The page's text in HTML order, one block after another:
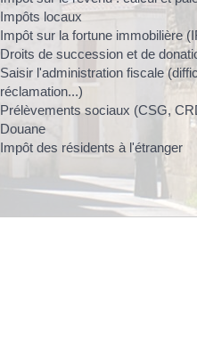
Impôts locaux
Impôt sur la fortune immobilière
Droits de succession et de
Saisir l'administration fiscale
réclamation...)
Prélèvements sociaux (CSG,
Douane
Impôt des résidents à l'étranger